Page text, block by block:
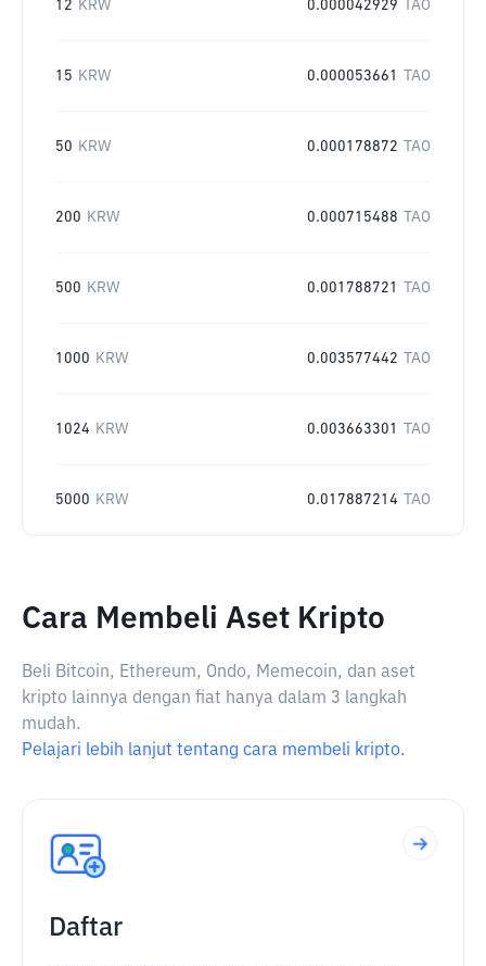
12 KRW 0.000042929 TAO
15 KRW 0.000053661 TAO
50 KRW 0.000178872 TAO
200 KRW 0.000715488 TAO
500 KRW 0.001788721 TAO
1000 KRW 0.003577442 TAO
1024 KRW 0.003663301 TAO
5000 KRW 0.017887214 TAO
Cara Membeli Aset Kripto
Beli Bitcoin, Ethereum, Ondo, Memecoin, dan aset
kripto lainnya dengan fiat hanya dalam 3 langkah
mudah.
Pelajari lebih lanjut tentang cara membeli kripto.
Daftar